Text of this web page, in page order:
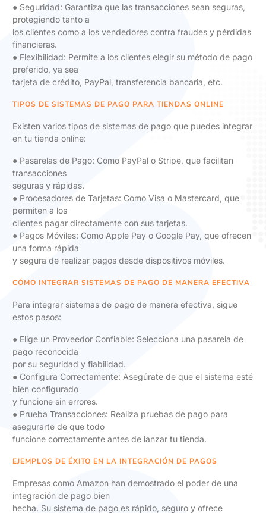
● Seguridad: Garantiza que las transacciones sean seguras,
protegiendo tanto a
los clientes como a los vendedores contra fraudes y pérdidas
financieras.
● Flexibilidad: Permite a los clientes elegir su método de pago
preferido, ya sea
tarjeta de crédito, PayPal, transferencia bancaria, etc.
TIPOS DE SISTEMAS DE PAGO PARA TIENDAS ONLINE
Existen varios tipos de sistemas de pago que puedes integrar
en tu tienda online:
● Pasarelas de Pago: Como PayPal o Stripe, que facilitan
transacciones
seguras y rápidas.
● Procesadores de Tarjetas: Como Visa o Mastercard, que
permiten a los
clientes pagar directamente con sus tarjetas.
● Pagos Móviles: Como Apple Pay o Google Pay, que ofrecen
una forma rápida
y segura de realizar pagos desde dispositivos móviles.
CÓMO INTEGRAR SISTEMAS DE PAGO DE MANERA EFECTIVA
Para integrar sistemas de pago de manera efectiva, sigue
estos pasos:
● Elige un Proveedor Confiable: Selecciona una pasarela de
pago reconocida
por su seguridad y fiabilidad.
● Configura Correctamente: Asegúrate de que el sistema esté
bien configurado
y funcione sin errores.
● Prueba Transacciones: Realiza pruebas de pago para
asegurarte de que todo
funcione correctamente antes de lanzar tu tienda.
EJEMPLOS DE ÉXITO EN LA INTEGRACIÓN DE PAGOS
Empresas como Amazon han demostrado el poder de una
integración de pago bien
hecha. Su sistema de pago es rápido, seguro y ofrece